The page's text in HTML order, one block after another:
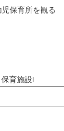
保育所を観る
育施設‖